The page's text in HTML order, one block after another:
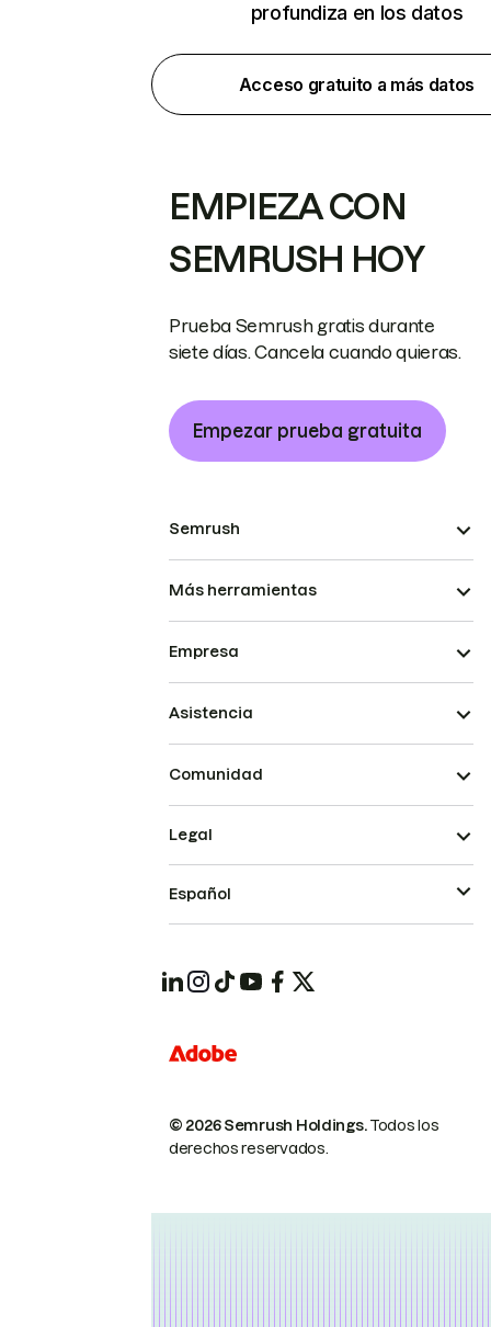
profundiza en los datos
Acceso gratuito a más datos
EMPIEZA CON
SEMRUSH HOY
Prueba Semrush gratis durante
siete días. Cancela cuando quieras.
Empezar prueba gratuita
Semrush
Más herramientas
Empresa
Asistencia
Comunidad
© 2026 Semrush Holdings.Todos los
derechos reservados.
Legal
Español